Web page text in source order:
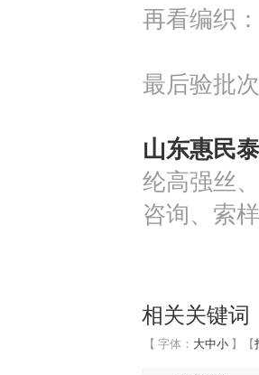
再看编织
最后验批
山东惠民
纶高强丝
咨询、索
相关关键词
【 字体： 大中小】 【